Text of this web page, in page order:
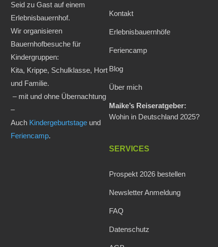
Seid zu Gast auf einem
Erlebnisbauernhof.
Wir organisieren
Bauernhofbesuche für
Kindergruppen:
Kita, Krippe, Schulklasse, Hort
und Familie.
– mit und ohne Übernachtung
–
Auch Kindergeburtstage und
Feriencamp.
Kontakt
Erlebnisbauernhöfe
Feriencamp
Blog
Über mich
Maike’s Reiseratgeber:
Wohin in Deutschland 2025?
SERVICES
Prospekt 2026 bestellen
Newsletter Anmeldung
FAQ
Datenschutz